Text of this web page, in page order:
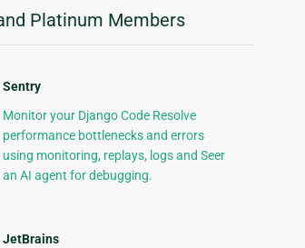
Platinum Members
Sentry
Monitor your Django Code Resolve
performance bottlenecks and errors
using monitoring, replays, logs and Seer
an AI agent for debugging.
JetBrains